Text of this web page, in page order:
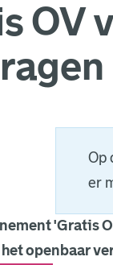
OV
Op
er
'Gratis
openbaar